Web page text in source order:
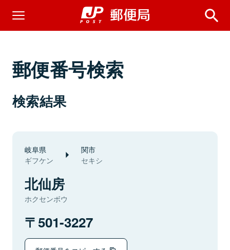
郵便番号検索
検索結果
岐阜県
ギフケン
関市
セキシ
北仙房
ホクセンボウ
501-3227